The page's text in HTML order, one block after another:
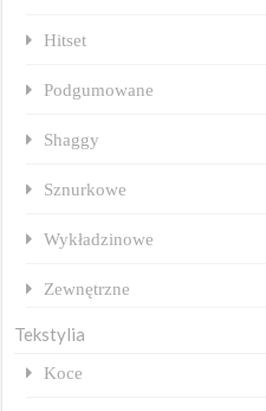
Hitset
Podgumowane
Shaggy
Sznurkowe
Wykładzinowe
Zewnętrzne
Tekstylia
Koce